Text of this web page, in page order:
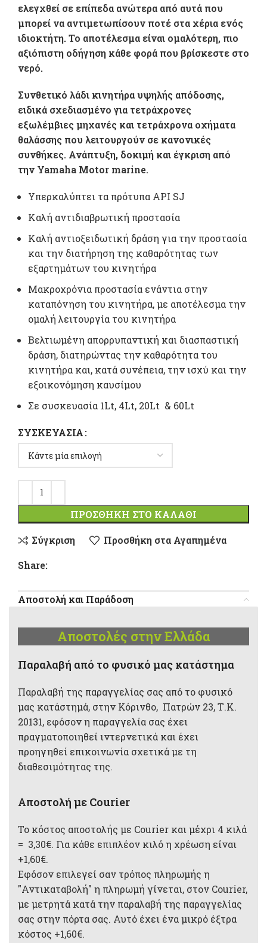
ελεγχθεί σε επίπεδα ανώτερα από αυτά που
μπορεί να αντιμετωπίσουν ποτέ στα χέρια ενός
ιδιοκτήτη. Το αποτέλεσμα είναι ομαλότερη, πιο
αξιόπιστη οδήγηση κάθε φορά που βρίσκεστε στο
νερό.
Συνθετικό λάδι κινητήρα υψηλής απόδοσης,
ειδικά σχεδιασμένο για τετράχρονες
εξωλέμβιες μηχανές και τετράχρονα οχήματα
θαλάσσης που λειτουργούν σε κανονικές
συνθήκες. Ανάπτυξη, δοκιμή και έγκριση από
την Yamaha Motor marine.
Υπερκαλύπτει τα πρότυπα API SJ
Καλή αντιδιαβρωτική προστασία
Καλή αντιοξειδωτική δράση για την προστασία
και την διατήρηση της καθαρότητας των
εξαρτημάτων του κινητήρα
Μακροχρόνια προστασία ενάντια στην
καταπόνηση του κινητήρα, με αποτέλεσμα την
ομαλή λειτουργία του κινητήρα
Βελτιωμένη απορρυπαντική και διασπαστική
δράση, διατηρώντας την καθαρότητα του
κινητήρα και, κατά συνέπεια, την ισχύ και την
εξοικονόμηση καυσίμου
Σε συσκευασία 1Lt, 4Lt, 20Lt & 60Lt
ΣΥΣΚΕΥΑΣΊΑ
ΠΡΟΣΘΉΚΗ ΣΤΟ ΚΑΛΆΘΙ
Σύγκριση
Προσθήκη στα Αγαπημένα
Share:
Αποστολή και Παράδοση
Αποστολές στην Ελλάδα
Παραλαβή από το φυσικό μας κατάστημα
Παραλαβή της παραγγελίας σας από το φυσικό
μας κατάστημά, στην Κόρινθο, Πατρών 23, Τ.Κ.
20131, εφόσον η παραγγελία σας έχει
πραγματοποιηθεί ιντερνετικά και έχει
προηγηθεί επικοινωνία σχετικά με τη
διαθεσιμότητας της.
Αποστολή με Courier
Το κόστος αποστολής με Courier και μέχρι 4 κιλά
= 3,30€. Για κάθε επιπλέον κιλό η χρέωση είναι
+1,60€.
Εφόσον επιλεγεί σαν τρόπος πληρωμής η
"Αντικαταβολή" η πληρωμή γίνεται, στον Courier,
με μετρητά κατά την παραλαβή της παραγγελίας
σας στην πόρτα σας. Αυτό έχει ένα μικρό έξτρα
κόστος +1,60€.